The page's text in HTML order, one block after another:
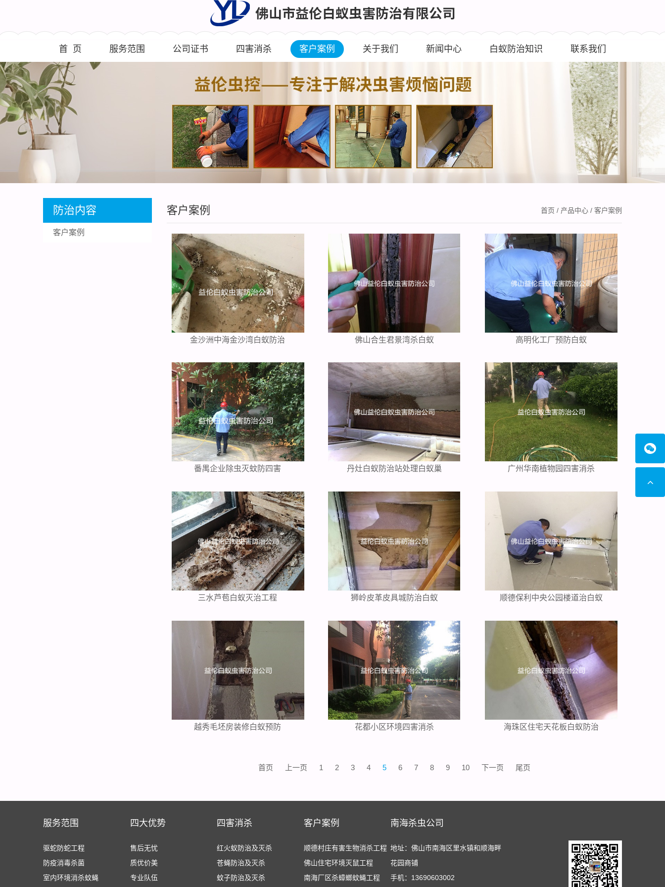
首 页 服务范围 公司证书 四害消杀 客户案例 关于我们 新闻中心 白蚁防治知识 联系我们
防治内容
客户案例
客户案例 首页 / 产品中心 / 客户案例
金沙洲中海金沙湾白蚁防治 佛山合生君景湾杀白蚁 高明化工厂预防白蚁
番禺企业除虫灭蚊防四害 丹灶白蚁防治站处理白蚁巢 广州华南植物园四害消杀
三水芦苞白蚁灭治工程 狮岭皮革皮具城防治白蚁 顺德保利中央公园楼道治白蚁
越秀毛坯房装修白蚁预防 花都小区环境四害消杀 海珠区住宅天花板白蚁防治
首页 上一页 1 2 3 4 5 6 7 8 9 10 下一页 尾页
服务范围
驱蛇防蛇工程
防疫消毒杀菌
室内环境消杀蚊蝇
四大优势
售后无忧
质优价美
专业队伍
四害消杀
红火蚁防治及灭杀
苍蝇防治及灭杀
蚊子防治及灭杀
客户案例
顺德村庄有害生物消杀工程
佛山住宅环境灭鼠工程
南海厂区杀蟑螂蚊蝇工程
南海杀虫公司
地址：佛山市南海区里水镇和顺海畔
花园商铺
手机：13690603002